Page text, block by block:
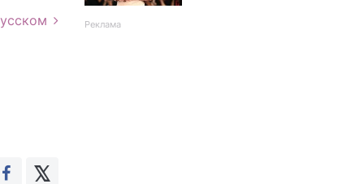
Реклама